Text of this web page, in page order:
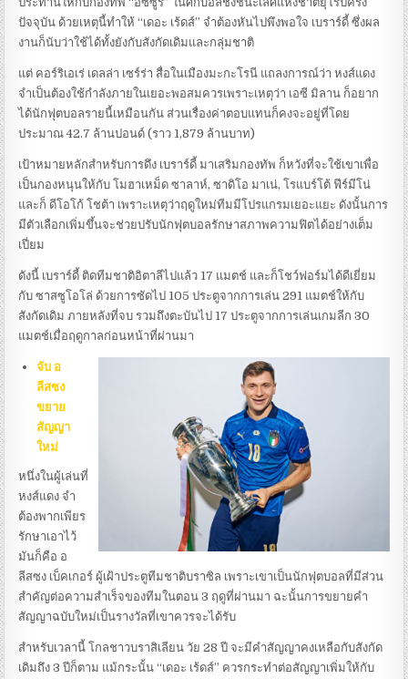
ปัจจุบัน ด้วยเหตุนี้ทำให้ “เดอะ เร้ดส์” จำต้องหันไปพึงพอใจ เบราร์ดี้ ซึ่งผล
งานก็นับว่าใช้ได้ทั้งยังกับสังกัดเดิมและกลุ่มชาติ
แต่ คอร์ริเอเร่ เดลล่า เซร์ร่า สื่อในเมืองมะกะโรนี แถลงการณ์ว่า หงส์แดง
จำเป็นต้องใช้กำลังภายในเยอะพอสมควรเพราะเหตุว่า เอซี มิลาน ก็อยาก
ได้นักฟุตบอลรายนี้เหมือนกัน ส่วนเรื่องค่าตอบแทนก็คงจะอยู่ที่โดย
ประมาณ 42.7 ล้านปอนด์ (ราว 1,879 ล้านบาท)
เป้าหมายหลักสำหรับการดึง เบราร์ดี้ มาเสริมกองทัพ ก็หวังที่จะใช้เขาเพื่อ
เป็นกองหนุนให้กับ โมฮาเหม็ด ซาลาห์, ซาดิโอ มาเน่, โรแบร์โต้ ฟีร์มีโน่
และก็ ดีโอโก้ โชต้า เพราะเหตุว่าฤดูใหม่ทีมมีโปรแกรมเยอะแยะ ดังนั้นการ
มีตัวเลือกเพิ่มขึ้นจะช่วยปรับนักฟุตบอลรักษาสภาพความฟิตได้อย่างเต็ม
เปี่ยม
ดังนี้ เบราร์ดี้ ติดทีมชาติอิตาลีไปแล้ว 17 แมตช์ และก็โชว์ฟอร์มได้ดีเยี่ยม
กับ ซาสซูโอโล่ ด้วยการซัดไป 105 ประตูจากการเล่น 291 แมตช์ให้กับ
สังกัดเดิม ภายหลังที่จบ รวมถึงตะบันไป 17 ประตูจากการเล่นเกมลีก 30
แมตช์เมื่อฤดูกาลก่อนหน้าที่ผ่านมา
จับ อ
ลีสซง
ขยาย
สัญญา
ใหม่
หนึ่งในผู้เล่นที่
หงส์แดง จำ
ต้องพากเพียร
รักษาเอาไว้
มันก็คือ อ
ลีสซง เบ็คเกอร์ ผู้เฝ้าประตูทีมชาติบราซิล เพราะเขาเป็นนักฟุตบอลที่มีส่วน
สำคัญต่อความสำเร็จของทีมในตอน 3 ฤดูที่ผ่านมา ฉะนั้นการขยายคำ
สัญญาฉบับใหม่เป็นรางวัลที่เขาควรจะได้รับ
สำหรับเวลานี้ โกลชาวบราสิเลียน วัย 28 ปี จะมีคำสัญญาคงเหลือกับสังกัด
เดิมถึง 3 ปีก็ตาม แม้กระนั้น “เดอะ เร้ดส์” ควรกระทำต่อสัญญาเพิ่มให้กับ